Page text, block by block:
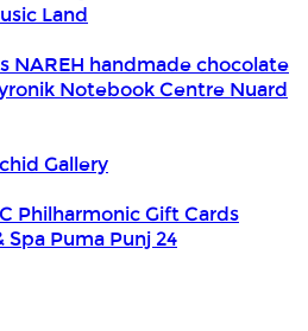
Land
NAREH handmade chocolate
Notebook Centre Nuard
Gallery
Philharmonic Gift Cards
Spa Puma Punj 24